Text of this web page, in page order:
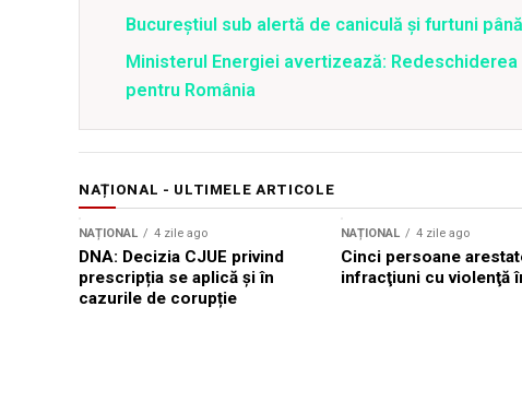
Bucureștiul sub alertă de caniculă și furtuni
Ministerul Energiei avertizează:
pentru România
NAȚIONAL - ULTIMELE ARTICOLE
NAȚIONAL 4 zile ago
DNA: Decizia CJUE privind
prescripția se aplică și în
cazurile de corupție
NAȚIONAL 4 zile ago
Cinci persoane
infracţiuni cu violenţă